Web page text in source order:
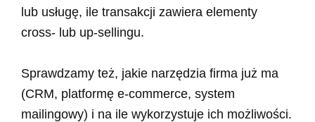
lub usługę, ile transakcji zawiera elementy
cross- lub up-sellingu.
Sprawdzamy też, jakie narzędzia firma już ma
(CRM, platformę e-commerce, system
mailingowy) i na ile wykorzystuje ich możliwości.